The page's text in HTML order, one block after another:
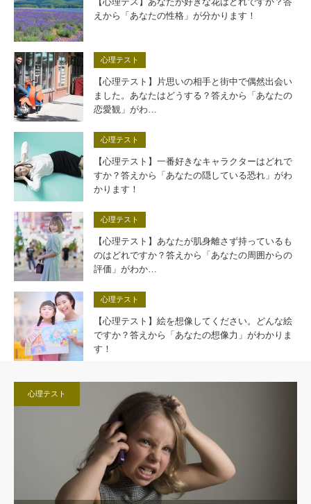
えから「あなたの性格」が分かります！
心理テスト
【心理テスト】片思いの相手と街中で偶然出会い
ました。あなたはどうする？答えから「あなたの
恋愛観」がわ…
心理テスト
【心理テスト】一番好きなキャラクターはどれで
すか？答えから「あなたの隠している恐れ」がわ
かります！
心理テスト
【心理テスト】あなたが肌身離さず持っているも
のはどれですか？答えから「あなたの周囲からの
評価」がわか…
心理テスト
【心理テスト】絵を想像してください。どんな絵
ですか？答えから「あなたの想像力」がわかりま
す！
心理テスト